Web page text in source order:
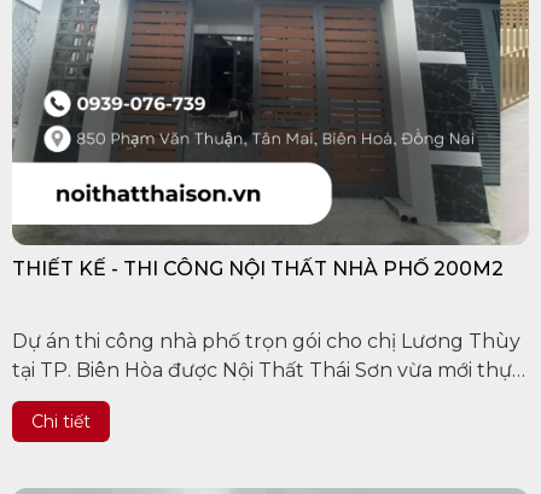
THIẾT KẾ - THI CÔNG NỘI THẤT NHÀ PHỐ 200M2
Dự án thi công nhà phố trọn gói cho chị Lương Thùy
tại TP. Biên Hòa được Nội Thất Thái Sơn vừa mới thực
hiện. Công trình được xây dựng trên khu đất rộng
100m2, bao gồm 2...
Chi tiết